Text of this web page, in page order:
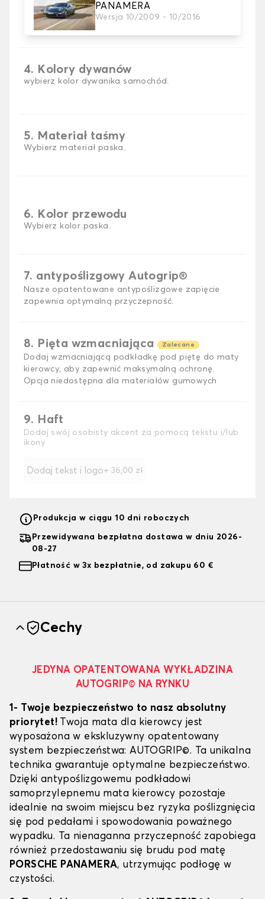
PANAMERA
Wersja 10/2009 - 10/2016
3. gra dywanowa
wybierz liczbę potrzebnych dywaników
samochodowych
4. Kolory dywanów
wybierz kolor dywanika samochód.
5. Materiał taśmy
Wybierz materiał paska.
6. Kolor przewodu
Wybierz kolor paska.
7. antypoślizgowy Autogrip®
Nasze opatentowane antypoślizgowe zapięcie
zapewnia optymalną przyczepność.
8. Pięta wzmacniająca Zalecane
Dodaj wzmacniającą podkładkę pod piętę do maty
kierowcy, aby zapewnić maksymalną ochronę.
Opcja niedostępna dla materiałów gumowych
9. Haft
Dodaj swój osobisty akcent za pomocą tekstu i/lub
ikony
Dodaj tekst i logo+ 36,00 zł
Produkcja w ciągu 10 dni roboczych
Przewidywana bezpłatna dostawa w dniu 2026-
08-27
Płatność w 3x bezpłatnie, od zakupu 60 €
Cechy
JEDYNA OPATENTOWANA WYKŁADZINA
AUTOGRIP© NA RYNKU
1- Twoje bezpieczeństwo to nasz absolutny
priorytet! Twoja mata dla kierowcy jest
wyposażona w ekskluzywny opatentowany
system bezpieczeństwa: AUTOGRIP©. Ta unikalna
technika gwarantuje optymalne bezpieczeństwo.
Dzięki antypoślizgowemu podkładowi
samoprzylepnemu mata kierowcy pozostaje
idealnie na swoim miejscu bez ryzyka poślizgnięcia
się pod pedałami i spowodowania poważnego
wypadku. Ta nienaganna przyczepność zapobiega
również przedostawaniu się brudu pod matę
PORSCHE PANAMERA, utrzymując podłogę w
czystości.